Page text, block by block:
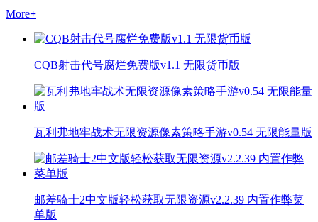
More+
CQB射击代号腐烂免费版v1.1 无限货币版
瓦利弗地牢战术无限资源像素策略手游v0.54 无限能量版
邮差骑士2中文版轻松获取无限资源v2.2.39 内置作弊菜
单版